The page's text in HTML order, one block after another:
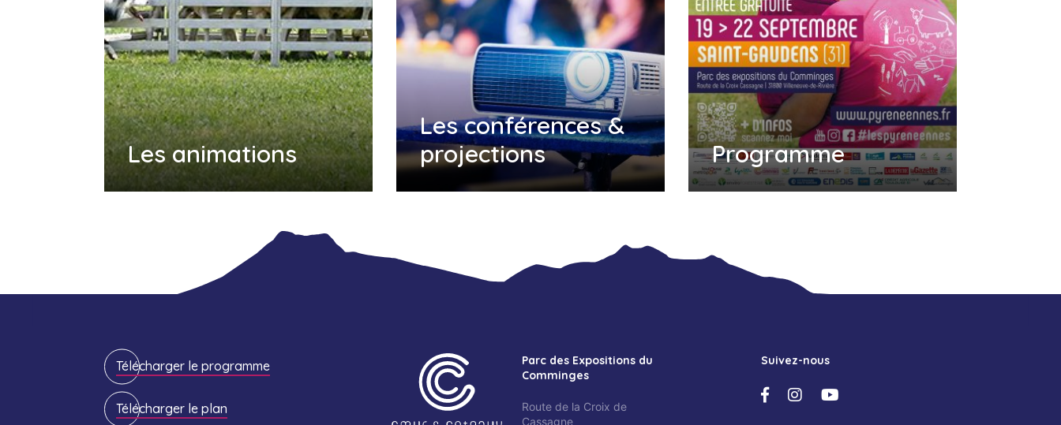
Les animations
Les conférences &
projections
Programme
Télécharger le programme
Télécharger le plan
Parc des Expositions du
Comminges
Route de la Croix de
Cassagne
Suivez-nous